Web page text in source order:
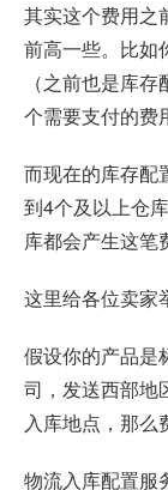
其实这个费用之
前高一些。比如
（之前也是库
个需要支付的费
而现在的库存配
到4个及以上仓
库都会产生这笔
这里给各位卖家
假设你的产品是
司，发送西部地
入库地点，那么
物流入库配置服